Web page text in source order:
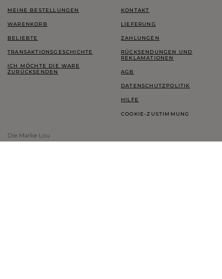
MEINE BESTELLUNGEN
WARENKORB
BELIEBTE
TRANSAKTIONSGESCHICHTE
ICH MÖCHTE DIE WARE
ZURÜCKSENDEN
KONTAKT
LIEFERUNG
ZAHLUNGEN
RÜCKSENDUNGEN UND
REKLAMATIONEN
AGB
DATENSCHUTZPOLITIK
HILFE
COOKIE-ZUSTIMMUNG
Die Marke Lou